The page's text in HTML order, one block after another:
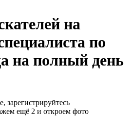
на
по
на полный день
зарегистрируйтесь
ещё 2 и откроем фото